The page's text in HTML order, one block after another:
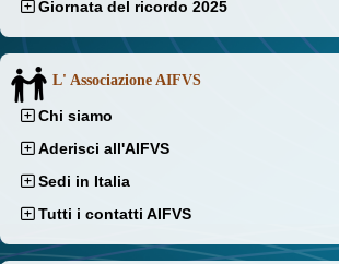
Giornata del ricordo 2025
L' Associazione AIFVS
Chi siamo
Aderisci all'AIFVS
Sedi in Italia
Tutti i contatti AIFVS